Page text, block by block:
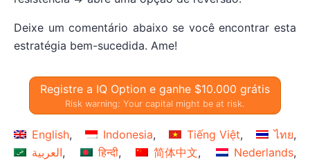
Deixe um comentário abaixo se você encontrar esta
estratégia bem-sucedida. Ame!
Registre a IQ Option e ganhe $10.000 grátis
Risk warning: Your capital might be at risk.
English Indonesia Tiếng Việt
ไทย
العربية
हिन्दी 简体中文
Nederlands